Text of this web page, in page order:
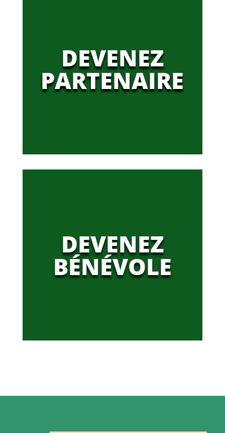
DEVENEZ
PARTENAIRE
DEVENEZ
BÉNÉVOLE